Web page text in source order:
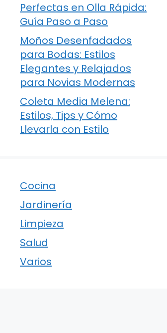
Perfectas en Olla Rápida:
Guía Paso a Paso
Moños Desenfadados
para Bodas: Estilos
Elegantes y Relajados
para Novias Modernas
Coleta Media Melena:
Estilos, Tips y Cómo
Llevarla con Estilo
Cocina
Jardinería
Limpieza
Salud
Varios